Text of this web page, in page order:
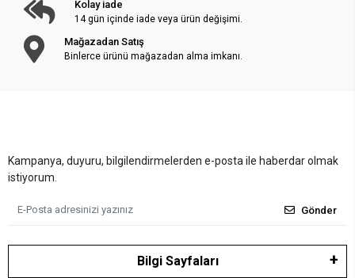
Kolay iade
14 gün içinde iade veya ürün değişimi.
Mağazadan Satış
Binlerce ürünü mağazadan alma imkanı.
Kampanya, duyuru, bilgilendirmelerden e-posta ile haberdar olmak
istiyorum.
Gönder
Bilgi Sayfaları